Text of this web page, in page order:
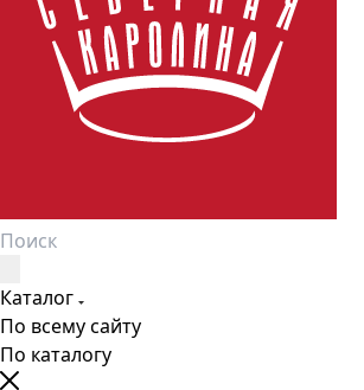
Каталог
По всему сайту
По каталогу